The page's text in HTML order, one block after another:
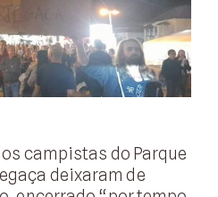
os campistas do Parque
deixaram de